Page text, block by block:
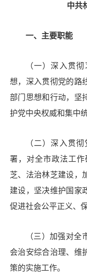
中共
一、主要职能
（一）深入贯
想，深入贯彻党的路
部门思想和行动，坚
护党中央权威和集中
（二）深入贯
署，对全市政法工
芝、法治林芝建设，
建设，坚决维护国家
促进社会公平正义、
（三 ）加强对全
会治安综合治理、维
策的实施工作。